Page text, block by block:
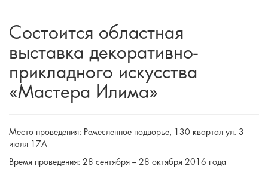
Состоится областная
выставка декоративно-
прикладного искусства
«Мастера Илима»
Место проведения: Ремесленное подворье, 130 квартал ул. 3
июля 17А
Время проведения: 28 сентября – 28 октября 2016 года